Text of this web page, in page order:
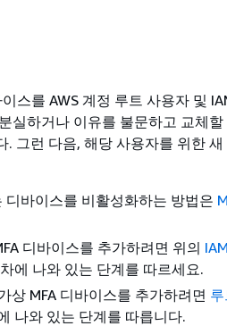
이스를 AWS 계정 루트 사용자 및
실하거나 이유를 불문하고 교체
그런 다음, 해당 사용자를 위한
바이스를 비활성화하는 방법은
디바이스를 추가하려면 위의
에 나와 있는 단계를 따르세요.
상 MFA 디바이스를 추가하려면
나와 있는 단계를 따릅니다.